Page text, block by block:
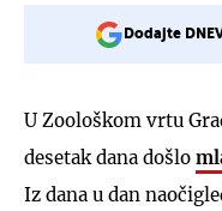
Dodajte
U Zoološkom vrtu
desetak dana došlo
Iz dana u dan